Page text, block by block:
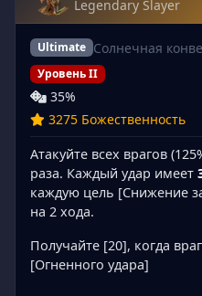
Legendary Slayer
Ultimate Солнечная
Уровень II
35%
3275 Божественность
Атакуйте всех врагов
раза. Каждый удар имеет
каждую цель [Снижение
на 2 хода.
Получайте [20], когда
[Огненного удара]